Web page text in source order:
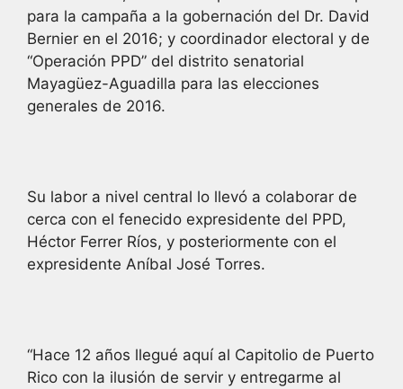
para la campaña a la gobernación del Dr. David
Bernier en el 2016; y coordinador electoral y de
“Operación PPD” del distrito senatorial
Mayagüez-Aguadilla para las elecciones
generales de 2016.
Su labor a nivel central lo llevó a colaborar de
cerca con el fenecido expresidente del PPD,
Héctor Ferrer Ríos, y posteriormente con el
expresidente Aníbal José Torres.
“Hace 12 años llegué aquí al Capitolio de Puerto
Rico con la ilusión de servir y entregarme al